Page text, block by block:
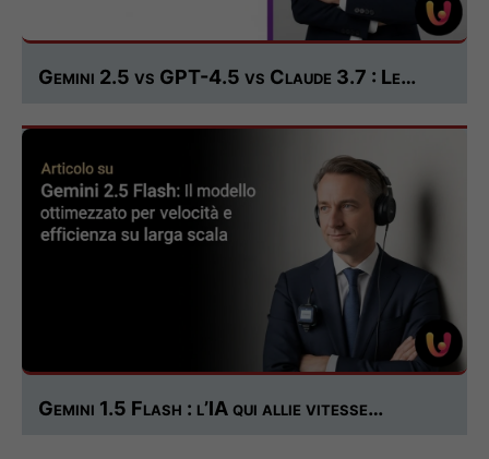
Gemini 2.5 vs GPT-4.5 vs Claude 3.7 : Le…
Gemini 1.5 Flash : l’IA qui allie vitesse…